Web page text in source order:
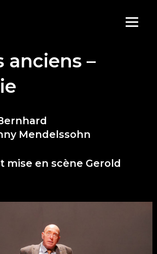
anciens –
Mendelssohn
mise en scène Gerold